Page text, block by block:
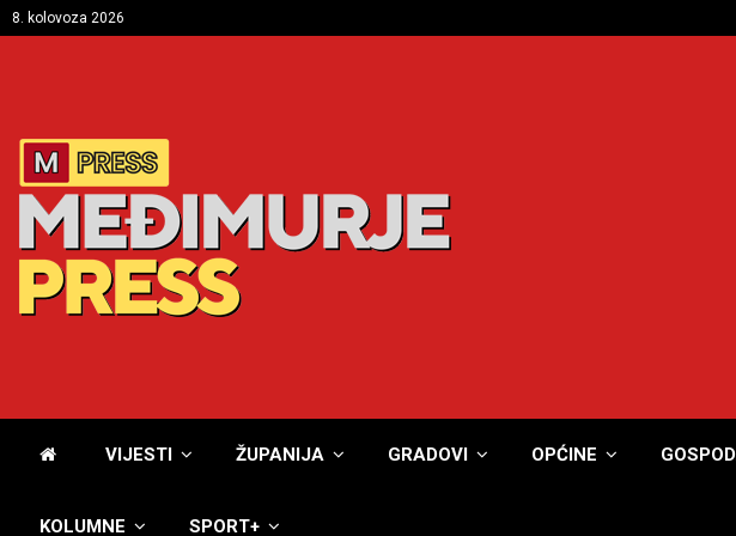
8. kolovoza 2026
VIJESTI ŽUPANIJA GRADOVI OPĆINE
KOLUMNE SPORT+